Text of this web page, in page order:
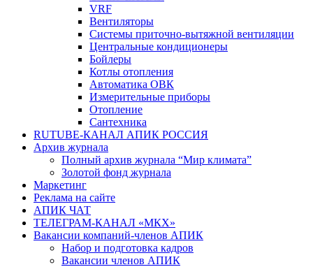
VRF
Вентиляторы
Системы приточно-вытяжной вентиляции
Центральные кондиционеры
Бойлеры
Котлы отопления
Автоматика ОВК
Измерительные приборы
Отопление
Сантехника
RUTUBE-КАНАЛ АПИК РОССИЯ
Архив журнала
Полный архив журнала “Мир климата”
Золотой фонд журнала
Маркетинг
Реклама на сайте
АПИК ЧАТ
ТЕЛЕГРАМ-КАНАЛ «МКХ»
Вакансии компаний-членов АПИК
Набор и подготовка кадров
Вакансии членов АПИК